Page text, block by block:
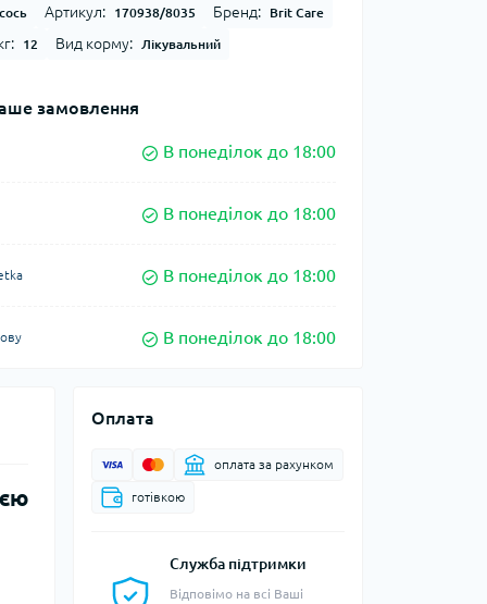
Артикул: 170938/8035 Бренд: Brit Care
12 Вид корму: Лікувальний
замовлення
В понеділок до 18:00
В понеділок до 18:00
В понеділок до 18:00
В понеділок до 18:00
Оплата
оплата за рахунком
готівкою
Служба підтримки
Відповімо на всі Ваші